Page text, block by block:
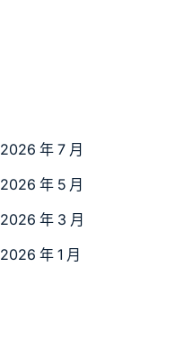
2026 年 7 月
2026 年 5 月
2026 年 3 月
2026 年 1 月